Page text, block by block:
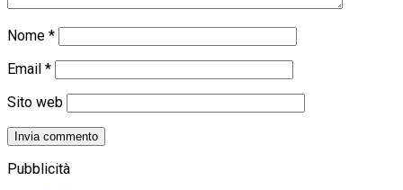
Nome *
Email *
Sito web
Pubblicità